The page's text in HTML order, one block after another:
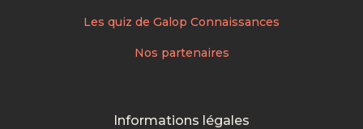
Les quiz de Galop Connaissances
Nos partenaires
Informations légales